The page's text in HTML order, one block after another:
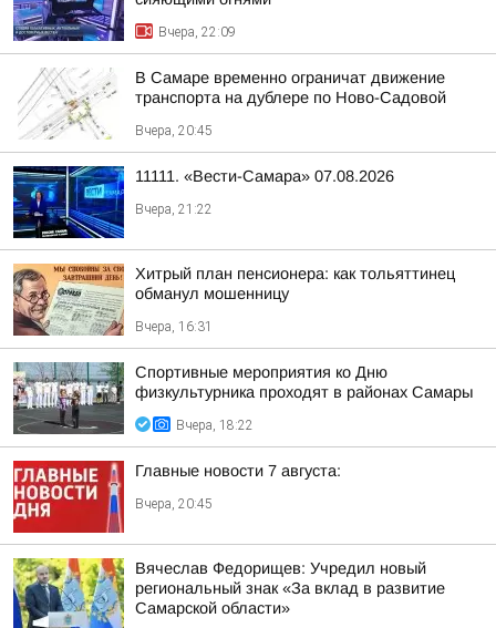
Вчера, 22:09
В Самаре временно ограничат движение
транспорта на дублере по Ново-Садовой
Вчера, 20:45
11111. «Вести-Самара» 07.08.2026
Вчера, 21:22
Хитрый план пенсионера: как тольяттинец
обманул мошенницу
Вчера, 16:31
Спортивные мероприятия ко Дню
физкультурника проходят в районах Самары
Вчера, 18:22
Главные новости 7 августа:
Вчера, 20:45
Вячеслав Федорищев: Учредил новый
региональный знак «За вклад в развитие
Самарской области»